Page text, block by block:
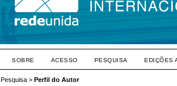
SOBRE ACESSO PESQUISA EDIÇÕES
Pesquisa > Perfil do Autor